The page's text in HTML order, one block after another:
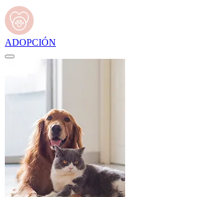
ADOPCIÓN